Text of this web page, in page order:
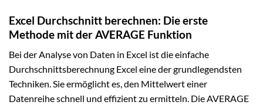
Excel Durchschnitt berechnen: Die erste
Methode mit der AVERAGE Funktion
Bei der Analyse von Daten in Excel ist die einfache
Durchschnittsberechnung Excel eine der grundlegendsten
Techniken. Sie ermöglicht es, den Mittelwert einer
Datenreihe schnell und effizient zu ermitteln. Die AVERAGE